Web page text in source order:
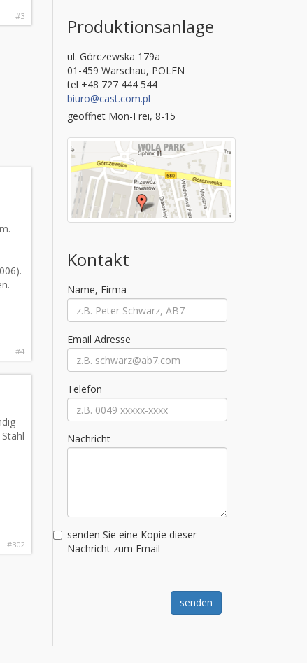
#3
.
.
#4
#302
Produktionsanlage
ul. Górczewska 179a
01-459 Warschau, POLEN
tel +48 727 444 544
biuro@cast.com.pl
geoffnet Mon-Frei, 8-15
Kontakt
Name, Firma
Email Adresse
Telefon
Nachricht
senden Sie eine Kopie dieser
Nachricht zum Email
senden